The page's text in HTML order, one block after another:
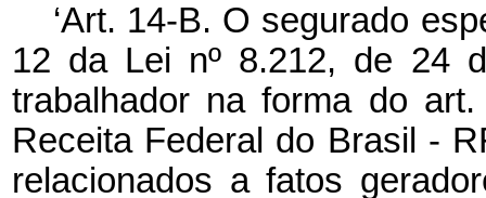
‘Art. 14-B. O segurado
12 da Lei nº 8.212, de 24
trabalhador na forma do
Receita Federal do Brasil -
relacionados a fatos